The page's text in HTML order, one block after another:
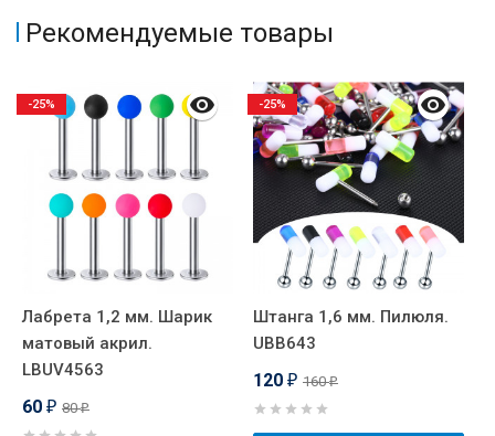
Рекомендуемые товары
Лабрета 1,2 мм. Шарик
матовый акрил.
LBUV4563
60 ₽ 80₽
-25%
Штанга 1,6 мм. Пилюля.
UBB643
120 ₽ 160₽
-25%